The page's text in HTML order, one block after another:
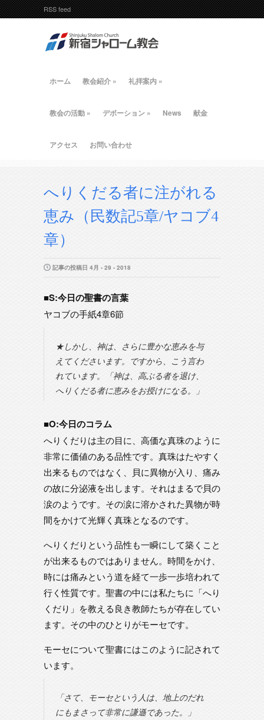
RSS feed
ホーム 教会紹介 » 礼拝案内 »
教会の活動 » デボーション » News 献金
アクセス お問い合わせ
へりくだる者に注がれる
恵み（民数記5章/ヤコブ4
章）
記事の投稿日 4月 - 29 - 2018
■S:今日の聖書の言葉
ヤコブの手紙4章6節
★しかし、神は、さらに豊かな恵みを与
えてくださいます。ですから、こう言わ
れています。「神は、高ぶる者を退け、
へりくだる者に恵みをお授けになる。」
■O:今日のコラム
へりくだりは主の目に、高価な真珠のように
非常に価値のある品性です。真珠はたやすく
出来るものではなく、貝に異物が入り、痛み
の故に分泌液を出します。それはまるで貝の
涙のようです。その涙に溶かされた異物が時
間をかけて光輝く真珠となるのです。
へりくだりという品性も一瞬にして築くこと
が出来るものではありません。時間をかけ、
時には痛みという道を経て一歩一歩培われて
行く性質です。聖書の中には私たちに「へり
くだり」を教える良き教師たちが存在してい
ます。その中のひとりがモーセです。
モーセについて聖書にはこのように記されて
います。
「さて、モーセという人は、地上のだれ
にもまさって非常に謙遜であった。」